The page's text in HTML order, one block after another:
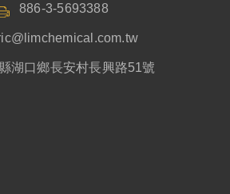
886-3-5693388
湖口鄉長安村長興路51號